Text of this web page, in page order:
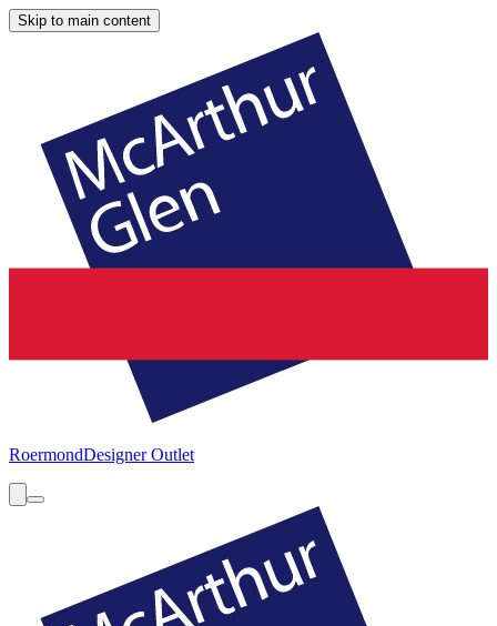
Skip to main content
RoermondDesigner Outlet